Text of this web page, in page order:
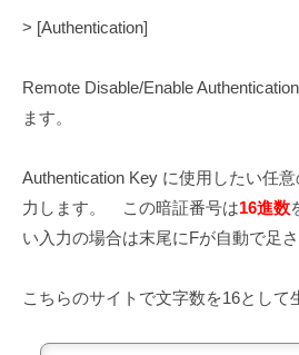
> [Authentication]
Remote Disable/Enable
ます。
Authentication Key に使用したい任
力します。 この暗証番号は16進数
い入力の場合は末尾にFが自動で足さ
こちらのサイトで文字数を16として